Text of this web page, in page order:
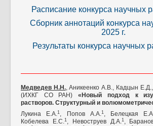
Вакансии
Контакты
Расписание конкурса научных
Сборник аннотаций конкурса
2025 г.
Результаты конкурса научных
Медведев Н.Н., Аникеенко А.В., Кадцын
(ИХКГ СО РАН)«Новый подход к
растворов. Структурный и
Лукина Е.А.1 , Попов А.А.1, Белецкая
Кобелева Е.С.1, Невоструев Д.А.1,